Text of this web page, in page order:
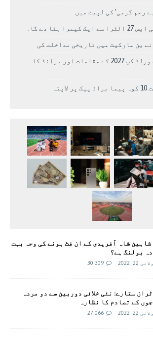
رحم گرمی’ کی لپیٹ میں
ہٹا دے گا.
ین مارکیٹ میں تاریخی مداخلت کی
مردوں کے کرکٹ ورلڈ کپ 2027 کے مقامات اور برانڈ کا
شاہین شاہ آفریدی کے ان فٹ ہونے کی وجہ بہت
بولنگ ہے؟
22, 2022
30,309
ستارے: نئی خلائی دوربین سے دو مردہ
کے تصادم کا نظارہ
22, 2022
27,066